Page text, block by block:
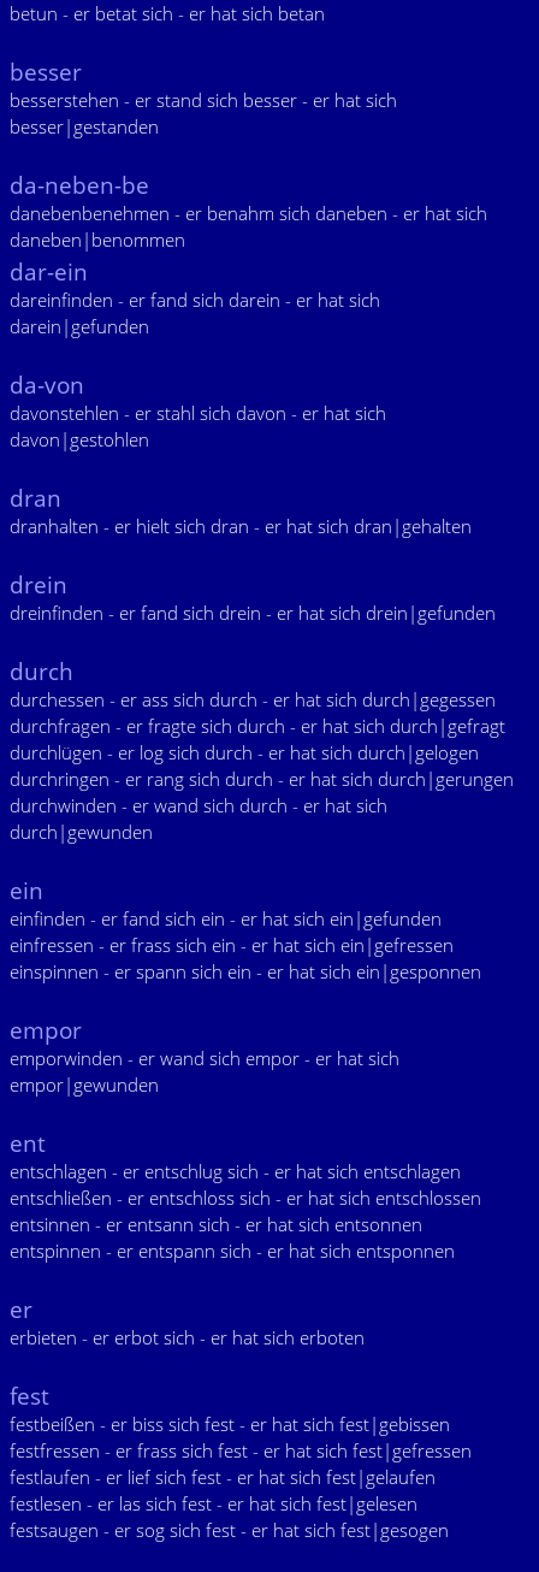
betun - er betat sich - er hat sich betan
besser
besserstehen - er stand sich besser - er hat sich
besser|gestanden
da-neben-be
danebenbenehmen - er benahm sich daneben - er hat sich
daneben|benommen
dar-ein
dareinfinden - er fand sich darein - er hat sich
darein|gefunden
da-von
davonstehlen - er stahl sich davon - er hat sich
davon|gestohlen
dran
dranhalten - er hielt sich dran - er hat sich dran|gehalten
drein
dreinfinden - er fand sich drein - er hat sich drein|gefunden
durch
durchessen - er ass sich durch - er hat sich durch|gegessen
durchfragen - er fragte sich durch - er hat sich durch|gefragt
durchlügen - er log sich durch - er hat sich durch|gelogen
durchringen - er rang sich durch - er hat sich durch|gerungen
durchwinden - er wand sich durch - er hat sich
durch|gewunden
ein
einfinden - er fand sich ein - er hat sich ein|gefunden
einfressen - er frass sich ein - er hat sich ein|gefressen
einspinnen - er spann sich ein - er hat sich ein|gesponnen
empor
emporwinden - er wand sich empor - er hat sich
empor|gewunden
ent
entschlagen - er entschlug sich - er hat sich entschlagen
entschließen - er entschloss sich - er hat sich entschlossen
entsinnen - er entsann sich - er hat sich entsonnen
entspinnen - er entspann sich - er hat sich entsponnen
er
erbieten - er erbot sich - er hat sich erboten
fest
festbeißen - er biss sich fest - er hat sich fest|gebissen
festfressen - er frass sich fest - er hat sich fest|gefressen
festlaufen - er lief sich fest - er hat sich fest|gelaufen
festlesen - er las sich fest - er hat sich fest|gelesen
festsaugen - er sog sich fest - er hat sich fest|gesogen